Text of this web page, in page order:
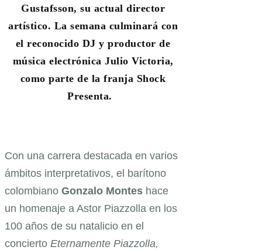
Gustafsson, su actual director
artístico. La semana culminará con
el reconocido DJ y productor de
música electrónica Julio Victoria,
como parte de la franja Shock
Presenta.
Con una carrera destacada en varios
ámbitos interpretativos, el barítono
colombiano Gonzalo Montes hace
un homenaje a Astor Piazzolla en los
100 años de su natalicio en el
concierto Eternamente Piazzolla,